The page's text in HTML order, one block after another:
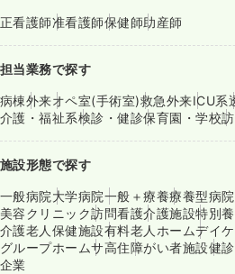
正看護師准看護師保健師助産師
担当業務で探す
病棟外来オペ室(手術室)救急外来ICU系
介護・福祉系検診・健診保育園・学校
施設形態で探す
一般病院大学病院一般＋療養療養型病院
美容クリニック訪問看護介護施設特別
介護老人保健施設有料老人ホームデイ
グループホームサ高住障がい者施設健
企業